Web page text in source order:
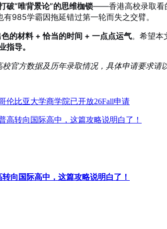
破“唯背景论”的思维枷锁——香港高校录取看
985学霸因拖延错过第一轮而失之交臂。
的材料 + 恰当的时间 + 一点点运气。希望本
指导。
官方数据及历年录取情况，具体申请要求请
伦比亚大学商学院已开放26Fall申请
高转向国际高中，这篇攻略说明白了！
转向国际高中，这篇攻略说明白了！